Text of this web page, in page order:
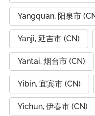
Yangquan, 阳泉市
Yanji, 延吉市 (CN)
Yantai, 烟台市 (CN)
Yibin, 宜宾市 (CN)
Yichun, 伊春市 (CN)